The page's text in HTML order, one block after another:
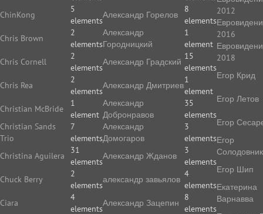
ChinKong
5
elements
Chris Brown
2
elements
Chris Cornell
2
elements
Chris Rea
2
elements
Christian McBride
1
element
Christian Sands
Trio
7
elements
Christina Aguilera
31
elements
Chuck Berry
2
elements
Ciara
4
elements
Александр Горелов
8
elements
Александр
Городницкий
1
element
Александр Градский
15
elements
Александр Дмитриев
1
element
Александр
Добронравов
35
elements
Александр
Домогаров
3
elements
Александр Жданов
3
elements
александр завьялов
4
elements
Александр Зацепин
8
elements
2012
2016
2018
Егор Крид
Егор Летов
Егор
Егор
Егор Шип
Екатерина
Варнавва